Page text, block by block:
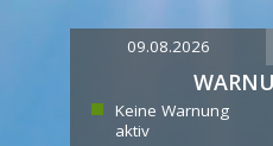
09.08.2026
Keine Warnung
aktiv